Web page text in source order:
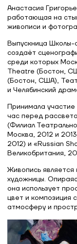
Анастасия
работающая на
живописи и
Выпускница Школы-
создаёт
среди которых
Theatre (Бостон,
(Бостон, США),
и Челябинский
Принимала
час перед
(Филиал
Москва, 2012 и
2012) и «Russian
Великобритания,
Живопись
художницы.
она использует
цвет и композиция
атмосферу и